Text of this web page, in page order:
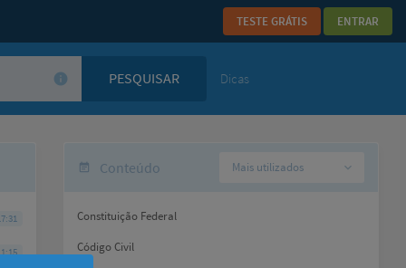
TESTE GRÁTIS ENTRAR
info Dicas
event_note Conteúdo Mais utilizados expand_more
Constituição Federal
Código Civil